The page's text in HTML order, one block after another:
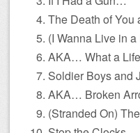
The Death of You
(I Wanna Live in
AKA… What a
Soldier Boys and
AKA… Broken
(Stranded On)